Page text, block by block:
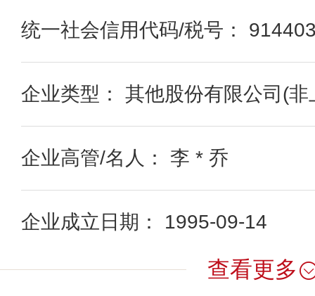
统一社会信用代码/税号：
企业类型： 其他股份有限公司(非
企业高管/名人： 李 * 乔
企业成立日期： 1995-09-14
查看更多